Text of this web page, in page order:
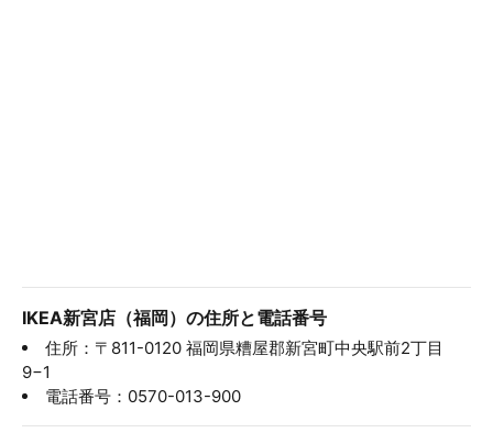
IKEA新宮店（福岡）の住所と電話番号
住所：〒811-0120 福岡県糟屋郡新宮町中央駅前2丁目
9−1
電話番号：0570-013-900